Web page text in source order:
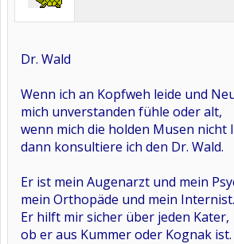
Dr. Wald
Wenn ich an Kopfweh leide und
mich unverstanden fühle oder alt,
wenn mich die holden Musen nicht
dann konsultiere ich den Dr. Wald.
Er ist mein Augenarzt und mein
mein Orthopäde und mein Internist.
Er hilft mir sicher über jeden Kater,
ob er aus Kummer oder Kognak ist.